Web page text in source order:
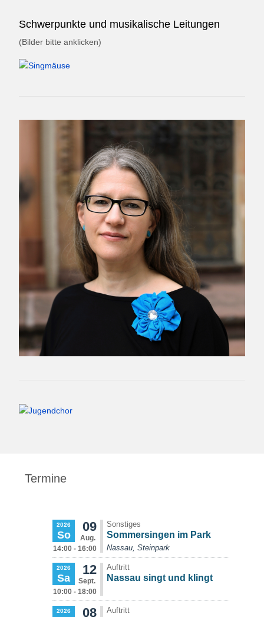
Schwerpunkte und musikalische Leitungen
(Bilder bitte anklicken)
Termine